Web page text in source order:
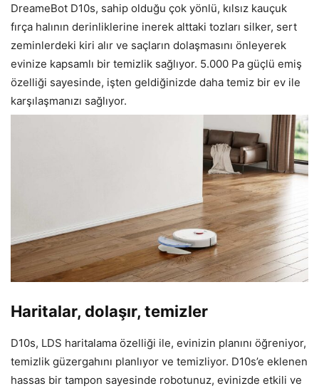
DreameBot D10s, sahip olduğu çok yönlü, kılsız kauçuk
fırça halının derinliklerine inerek alttaki tozları silker, sert
zeminlerdeki kiri alır ve saçların dolaşmasını önleyerek
evinize kapsamlı bir temizlik sağlıyor. 5.000 Pa güçlü emiş
özelliği sayesinde, işten geldiğinizde daha temiz bir ev ile
karşılaşmanızı sağlıyor.
Haritalar, dolaşır, temizler
D10s, LDS haritalama özelliği ile, evinizin planını öğreniyor,
temizlik güzergahını planlıyor ve temizliyor. D10s’e eklenen
hassas bir tampon sayesinde robotunuz, evinizde etkili ve